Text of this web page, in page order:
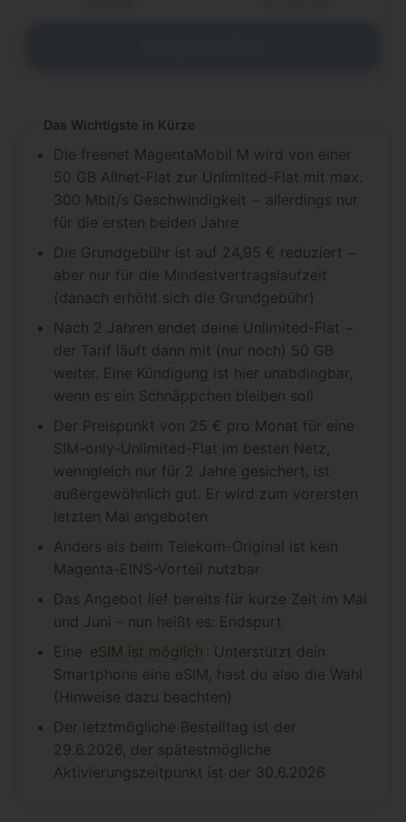
Das Wichtigste in Kürze
Die freenet MagentaMobil M wird von einer
50 GB Allnet-Flat zur Unlimited-Flat mit max.
300 Mbit/s Geschwindigkeit − allerdings nur
für die ersten beiden Jahre
Die Grundgebühr ist auf 24,95 € reduziert −
aber nur für die Mindestvertragslaufzeit
(danach erhöht sich die Grundgebühr)
Nach 2 Jahren endet deine Unlimited-Flat −
der Tarif läuft dann mit (nur noch) 50 GB
weiter. Eine Kündigung ist hier unabdingbar,
wenn es ein Schnäppchen bleiben soll
Der Preispunkt von 25 € pro Monat für eine
SIM-only-Unlimited-Flat im besten Netz,
wenngleich nur für 2 Jahre gesichert, ist
außergewöhnlich gut. Er wird zum vorersten
letzten Mal angeboten
Anders als beim Telekom-Original ist kein
Magenta-EINS-Vorteil nutzbar
Das Angebot lief bereits für kurze Zeit im Mai
und Juni – nun heißt es: Endspurt
Eine eSIM ist möglich : Unterstützt dein
Smartphone eine eSIM, hast du also die Wahl
(Hinweise dazu beachten)
Der letztmögliche Bestelltag ist der
29.6.2026, der spätestmögliche
Aktivierungszeitpunkt ist der 30.6.2026